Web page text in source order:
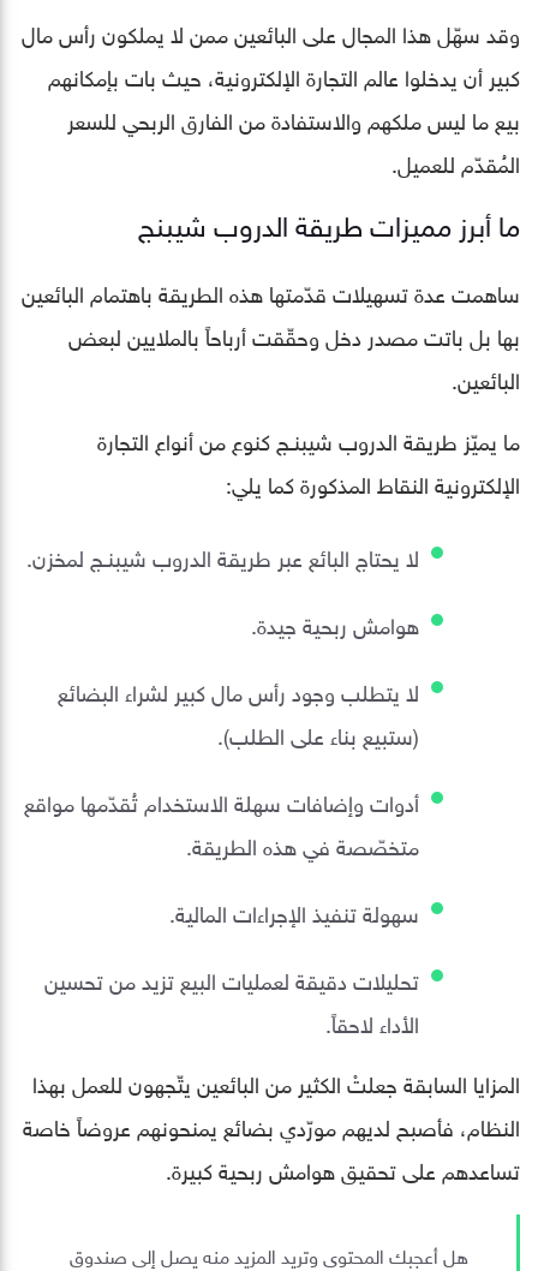
وقد سهّل هذا المجال على البائعين ممن لا يملكون رأس مال
كبير أن يدخلوا عالم التجارة الإلكترونية، حيث بات بإمكانهم
بيع ما ليس ملكهم والاستفادة من الفارق الربحي للسعر
المُقدّم للعميل.
ما أبرز مميزات طريقة الدروب شيبنج
ساهمت عدة تسهيلات قدّمتها هذه الطريقة باهتمام البائعين
بها بل باتت مصدر دخل وحقّقت أرباحاً بالملايين لبعض
البائعين.
ما يميّز طريقة الدروب شيبنـج كنوع من أنواع التجارة
الإلكترونية النقاط المذكورة كما يلي:
لا يحتاج البائع عبر طريقة الدروب شيبنـج لمخزن.
هوامش ربحية جيدة.
لا يتطلب وجود رأس مال كبير لشراء البضائع
(ستبيع بناء على الطلب).
أدوات وإضافات سهلة الاستخدام تُقدّمها مواقع
متخصّصة في هذه الطريقة.
سهولة تنفيذ الإجراءات المالية.
تحليلات دقيقة لعمليات البيع تزيد من تحسين
الأداء لاحقاً.
المزايا السابقة جعلتْ الكثير من البائعين يتّجهون للعمل بهذا
النظام، فأصبح لديهم مورّدي بضائع يمنحونهم عروضاً خاصة
تساعدهم على تحقيق هوامش ربحية كبيرة.
هل أعجبك المحتوى وتريد المزيد منه يصل إلى صندوق